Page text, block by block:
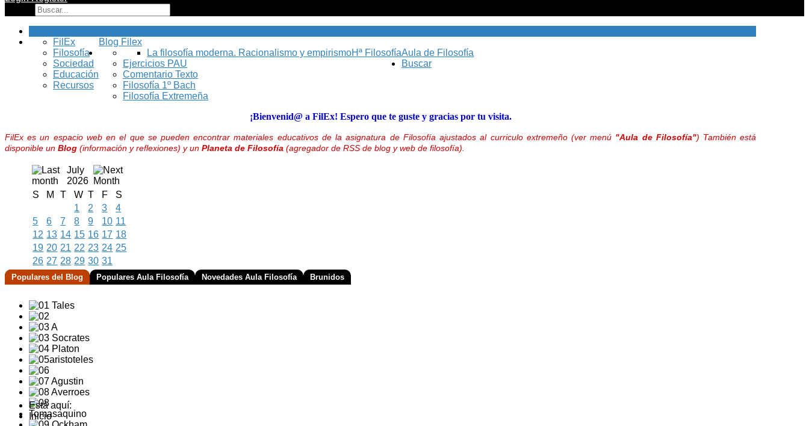
Blog Filex
FilEx
Filosofía
Sociedad
Educación
Recursos
Aula de Filosofía
Hª Filosofía
La filosofía moderna. Racionalismo y empirismo
Ejercicios PAU
Comentario Texto
Filosofía 1º Bach
Filosofía Extremeña
Buscar
¡Bienvenid@ a FilEx! Espero que te guste y gracias por tu visita.
FilEx es un espacio web en el que se pueden encontrar materiales educativos de la asignatura de Filosofía ajustados al curriculo extremeño (ver menú "Aula de Filosofía") También está
disponible un Blog (información y reflexiones) y un Planeta de Filosofía (agregador de RSS de blog y web de filosofía).
July
2026
S
M T W T F
S
1
2 3
4
5
6 7 8 9 10 11
12 13 14 15 16 17 18
19 20 21 22 23 24 25
26 27 28 29 30 31
Populares del Blog Populares Aula Filosofía Novedades Aula Filosofía Brunidos
Está aquí:
Inicio